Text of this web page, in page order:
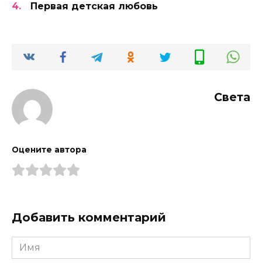
Первая детская любовь
Света
Оцените автора
Добавить комментарий
Имя
*